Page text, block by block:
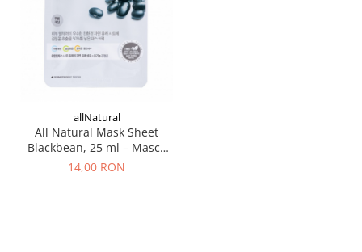
allNatural
All Natural Mask Sheet
Blackbean, 25 ml – Masca
cu extracte de fasole
14,00 RON